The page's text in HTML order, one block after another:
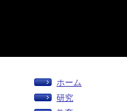
ホーム
研究